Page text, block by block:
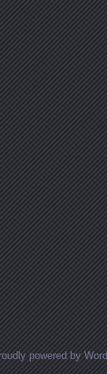
powered by